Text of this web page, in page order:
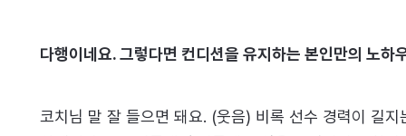
다행이네요. 그렇다면 컨디션을 유지하는 본인만의 노하
코치님 말 잘 들으면 돼요. (웃음) 비록 선수 경력이 길